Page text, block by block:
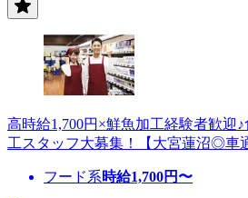
高時給1,700円×鮮魚加工経験者歓迎
工スタッフ大募集！【大宮蓮沼◎車
フード系時給1,700円〜